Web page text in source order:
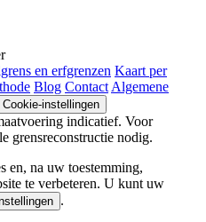
en erfgrenzen Kaart per
Blog ContactAlgemene
Cookie-instellingen
indicatief. Voor
grensreconstructie nodig.
en, na uw toestemming,
te verbeteren. U kunt uw
.